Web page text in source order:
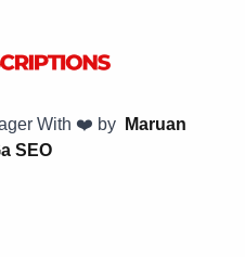
With ❤️ by
Maruan
SEO